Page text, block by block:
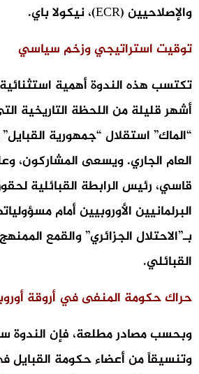
والإصلاحيين (ECR)، نيكولا باي.
​توقيت استراتيجي وزخم سياسي
تكتسب هذه الندوة أهمية
أشهر قليلة من اللحظة التاريخية
“الماك” استقلال “جمهورية
العام الجاري. ويسعى المشاركون،
قاسي، رئيس الرابطة القبائلية
البرلمانيين الأوروبيين أمام
بـ”الاحتلال الجزائري” والقمع
القبائلي.
​حراك حكومة المنفى في أروقة
وبحسب مصادر مطلعة، فإن الندوة
وتنسيقاً من أعضاء حكومة القبايل